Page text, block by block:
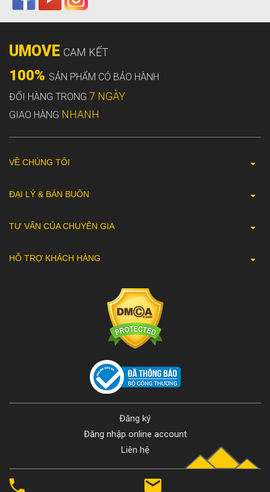
UMOVE CAM KẾT
100% SẢN PHẨM CÓ BẢO HÀNH
ĐỔI HÀNG TRONG 7 NGÀY
GIAO HÀNG NHANH
VỀ CHÚNG TÔI
ĐẠI LÝ & BÁN BUÔN
TƯ VẤN CỦA CHUYÊN GIA
HỖ TRỢ KHÁCH HÀNG
Đăng ký
Đăng nhập online account
Liên hệ